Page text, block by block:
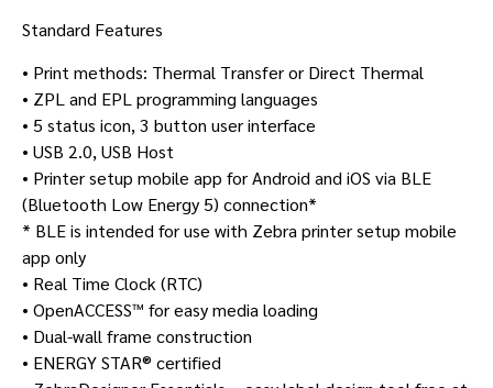
Standard Features
• Print methods: Thermal Transfer or Direct Thermal
• ZPL and EPL programming languages
• 5 status icon, 3 button user interface
• USB 2.0, USB Host
• Printer setup mobile app for Android and iOS via BLE
(Bluetooth Low Energy 5) connection*
* BLE is intended for use with Zebra printer setup mobile
app only
• Real Time Clock (RTC)
• OpenACCESS™ for easy media loading
• Dual-wall frame construction
• ENERGY STAR® certified